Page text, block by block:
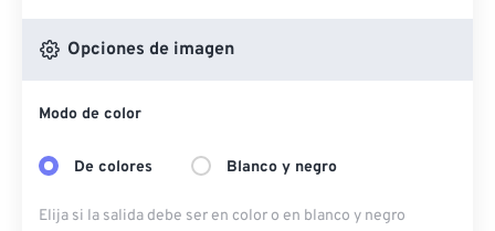
Desde OneDrive
Desde URL
Opciones de imagen
Modo de color
De colores Blanco y negro
Elija si la salida debe ser en color o en blanco y negro